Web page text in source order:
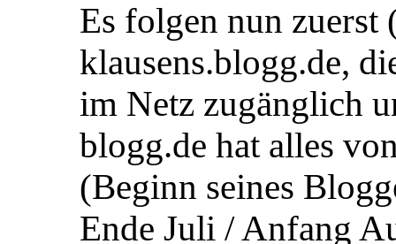
Es folgen nun
klausens.blogg.de,
im Netz zugänglich
blogg.de hat alles
(Beginn seines
Ende Juli / Anfang